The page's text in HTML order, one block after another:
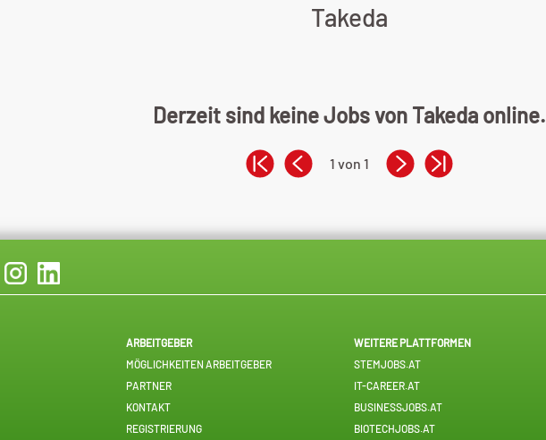
Takeda
Derzeit sind keine Jobs von Takeda online.
1 von 1
ARBEITGEBER
MÖGLICHKEITEN ARBEITGEBER
PARTNER
KONTAKT
REGISTRIERUNG
WEITERE PLATTFORMEN
STEMJOBS.AT
IT-CAREER.AT
BUSINESSJOBS.AT
BIOTECHJOBS.AT